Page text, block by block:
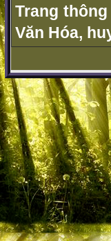
Trang
Văn Hóa,